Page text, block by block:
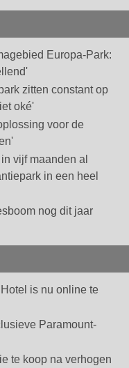
Europa-Park:
zitten constant op
oké'
voor de
vijf maanden al
in een heel
nog dit jaar
is nu online te
Paramount-
te koop na verhogen